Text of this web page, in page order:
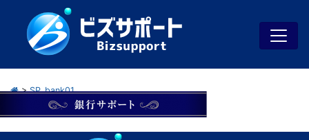
>SP_bank01